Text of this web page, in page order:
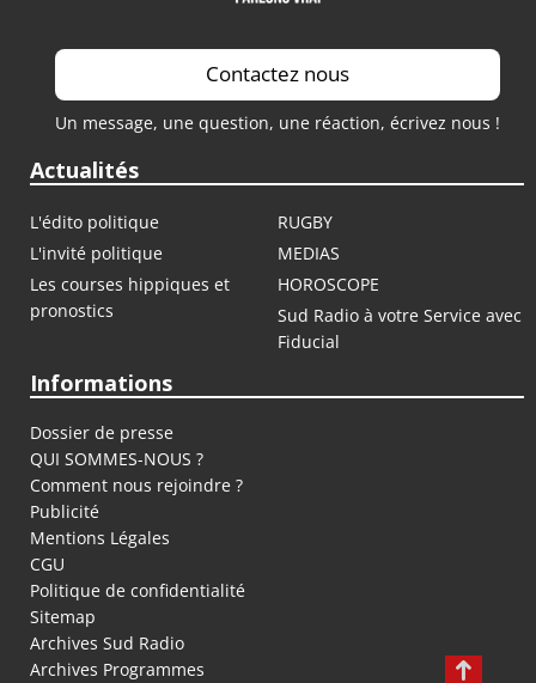
Contactez nous
Un message, une question, une réaction, écrivez nous !
Actualités
L'édito politique
RUGBY
L'invité politique
MEDIAS
Les courses hippiques et
pronostics
HOROSCOPE
Sud Radio à votre Service avec
Fiducial
Informations
Dossier de presse
QUI SOMMES-NOUS ?
Comment nous rejoindre ?
Publicité
Mentions Légales
CGU
Politique de confidentialité
Sitemap
Archives Sud Radio
Archives Programmes